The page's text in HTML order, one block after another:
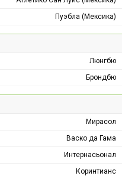
Пуэбла (Мексика)
Люнгбю
Брондбю
Мирасол
Васко да Гама
Интернасьонал
Коринтианс